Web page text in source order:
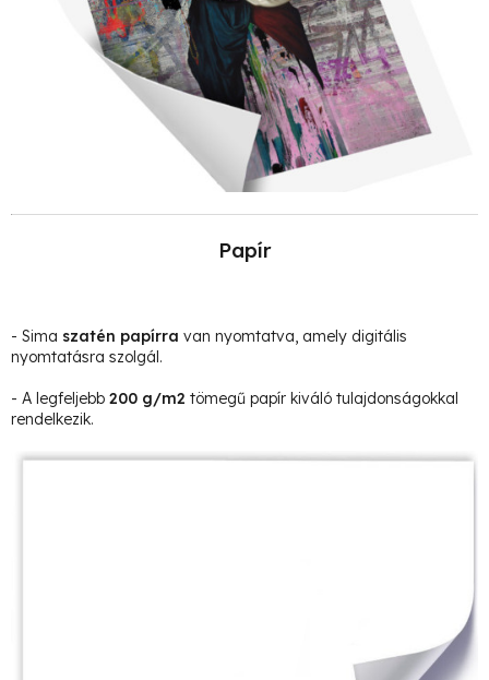
Papír
- Sima szatén papírra van nyomtatva, amely digitális
nyomtatásra szolgál.
- A legfeljebb 200 g/m2 tömegű papír kiváló tulajdonságokkal
rendelkezik.